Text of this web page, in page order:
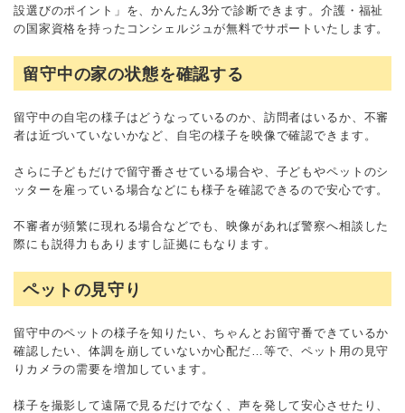
設選びのポイント」を、かんたん3分で診断できます。介護・福祉
の国家資格を持ったコンシェルジュが無料でサポートいたします。
留守中の家の状態を確認する
留守中の自宅の様子はどうなっているのか、訪問者はいるか、不審
者は近づいていないかなど、自宅の様子を映像で確認できます。
さらに子どもだけで留守番させている場合や、子どもやペットのシ
ッターを雇っている場合などにも様子を確認できるので安心です。
不審者が頻繁に現れる場合などでも、映像があれば警察へ相談した
際にも説得力もありますし証拠にもなります。
ペットの見守り
留守中のペットの様子を知りたい、ちゃんとお留守番できているか
確認したい、体調を崩していないか心配だ…等で、ペット用の見守
りカメラの需要を増加しています。
様子を撮影して遠隔で見るだけでなく、声を発して安心させたり、